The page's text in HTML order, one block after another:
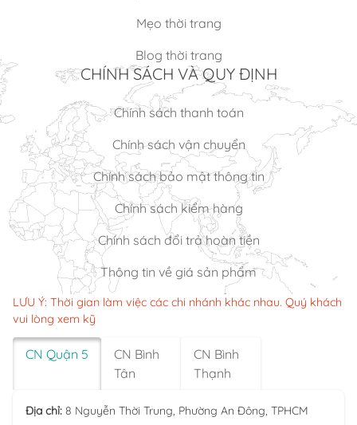
Mẹo thời trang
Blog thời trang
CHÍNH SÁCH VÀ QUY ĐỊNH
Chính sách thanh toán
Chính sách vận chuyển
Chính sách bảo mật thông tin
Chính sách kiểm hàng
Chính sách đổi trả hoàn tiền
Thông tin về giá sản phẩm
LƯU Ý: Thời gian làm việc các chi nhánh khác nhau. Quý khách
vui lòng xem kỹ
CN Quận 5
CN Bình
Tân
CN Bình
Thạnh
Địa chỉ: 8 Nguyễn Thời Trung, Phường An Đông, TPHCM